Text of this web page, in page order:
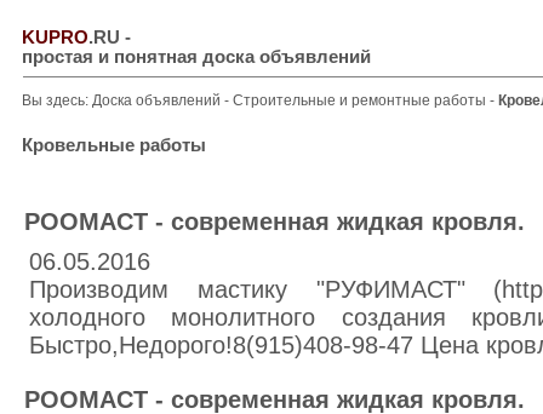
KUPRO.RU -
простая и понятная доска объявлений
Вы здесь: Доска объявлений - Строительные и ремонтные работы -
Кровельные работы
РООМАСТ - современная жидкая кровля.
06.05.2016
Производим мастику "РУФИМАСТ"
холодного монолитного создания
Быстро,Недорого!8(915)408-98-47 Цена
РООМАСТ - современная жидкая кровля.